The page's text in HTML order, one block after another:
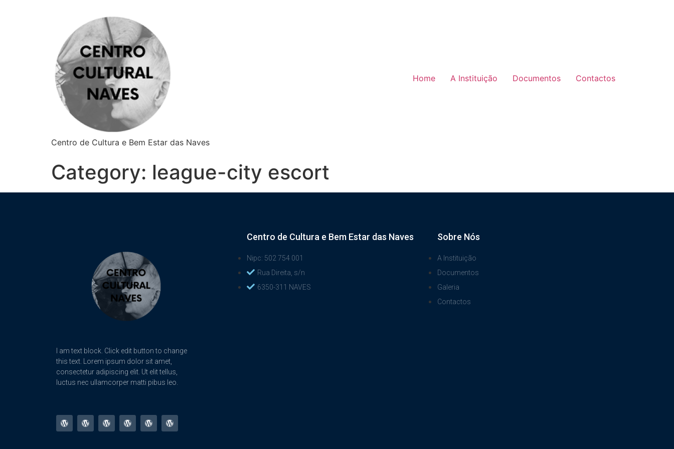
Centro de Cultura e Bem Estar das Naves
Home A Instituição Documentos Contactos
Category: league-city escort
I am text block. Click edit button to change
this text. Lorem ipsum dolor sit amet,
consectetur adipiscing elit. Ut elit tellus,
luctus nec ullamcorper matti pibus leo.
Centro de Cultura e Bem Estar das Naves
Nipc: 502 754 001
Rua Direita, s/n
6350-311 NAVES
Sobre Nós
A Instituição
Documentos
Galeria
Contactos